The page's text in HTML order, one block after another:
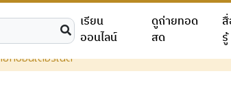
เรียน
ออนไลน์
ดูถ่ายทอด
สด
รู้
กับอินเตอร์เน็ต